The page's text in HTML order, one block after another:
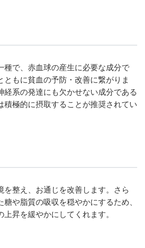
種で、赤血球の産生に必要な成分で
ともに貧血の予防・改善に繋がりま
経系の発達にも欠かせない成分である
積極的に摂取することが推奨されてい
を整え、お通じを改善します。さら
や脂質の吸収を穏やかにするため、
昇を緩やかにしてくれます。